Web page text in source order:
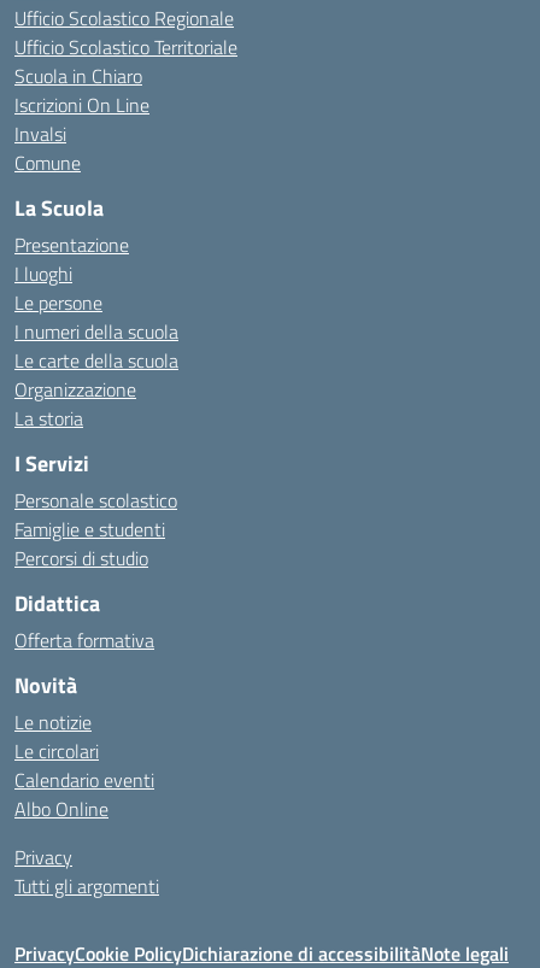
Ufficio Scolastico Regionale
Ufficio Scolastico Territoriale
Scuola in Chiaro
Iscrizioni On Line
Invalsi
Comune
La Scuola
Presentazione
I luoghi
Le persone
I numeri della scuola
Le carte della scuola
Organizzazione
La storia
I Servizi
Personale scolastico
Famiglie e studenti
Percorsi di studio
Didattica
Offerta formativa
Novità
Le notizie
Le circolari
Calendario eventi
Albo Online
Privacy
Tutti gli argomenti
PrivacyCookie PolicyDichiarazione di accessibilitàNote legali